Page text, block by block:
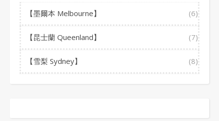
【墨爾本 Melbourne】 (6)
【昆士蘭 Queenland】 (7)
【雪梨 Sydney】 (8)